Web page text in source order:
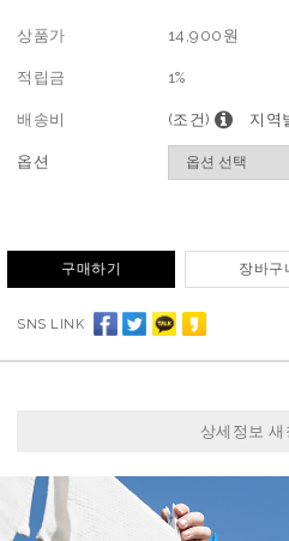
상품가 14,900 원
적립금 1%
배송비 (조건) 지역
옵션
구매하기 장바구
SNS LINK
상세정보 새